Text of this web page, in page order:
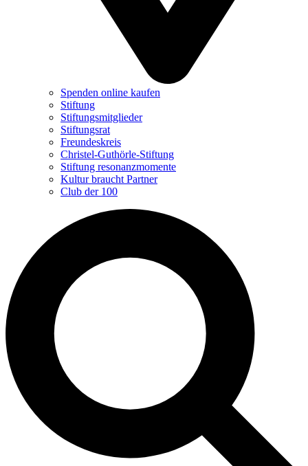
Spenden online kaufen
Stiftung
Stiftungsmitglieder
Stiftungsrat
Freundeskreis
Christel-Guthörle-Stiftung
Stiftung resonanzmomente
Kultur braucht Partner
Club der 100